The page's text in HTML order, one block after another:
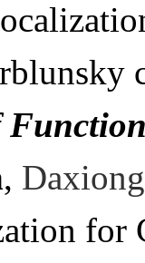
, Daxiong
for